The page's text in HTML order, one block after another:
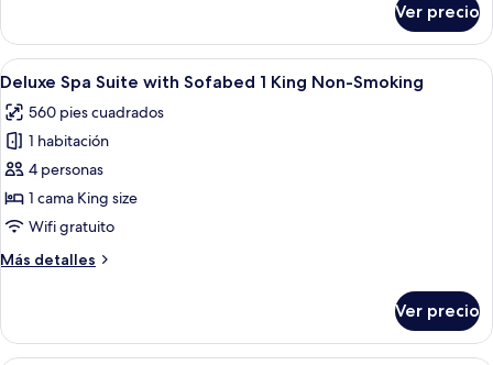
One
Bedroom
Suite
Ver precio
Abrir
todas
las
fotos
de
Deluxe
Spa
with
King
Habitación de hotel con cama,
7
Deluxe Spa Suite with Sofabed 1 King Non-Smoking
560 pies cuadrados
1 habitación
4 personas
1 cama King size
Wifi gratuito
Más detalles
Más
Spa
Suite
Ver precio